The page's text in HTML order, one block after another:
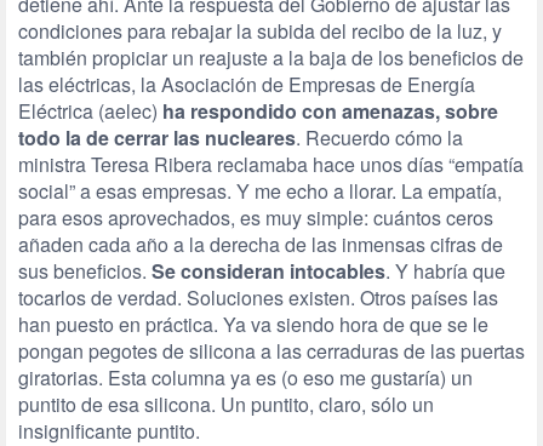
condiciones para rebajar la subida del recibo de la luz, y
también propiciar un reajuste a la baja de los beneficios de
las eléctricas, la Asociación de Empresas de Energía
Eléctrica (aelec) ha respondido con amenazas, sobre
todo la de cerrar las nucleares. Recuerdo cómo la
ministra Teresa Ribera reclamaba hace unos días “empatía
social” a esas empresas. Y me echo a llorar. La empatía,
para esos aprovechados, es muy simple: cuántos ceros
añaden cada año a la derecha de las inmensas cifras de
sus beneficios. Se consideran intocables. Y habría que
tocarlos de verdad. Soluciones existen. Otros países las
han puesto en práctica. Ya va siendo hora de que se le
pongan pegotes de silicona a las cerraduras de las puertas
giratorias. Esta columna ya es (o eso me gustaría) un
puntito de esa silicona. Un puntito, claro, sólo un
insignificante puntito.